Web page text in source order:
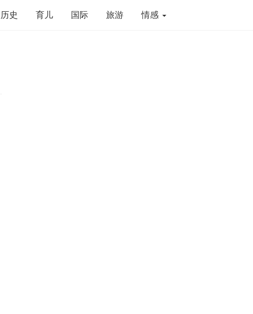
历史 育儿 国际 旅游 情感